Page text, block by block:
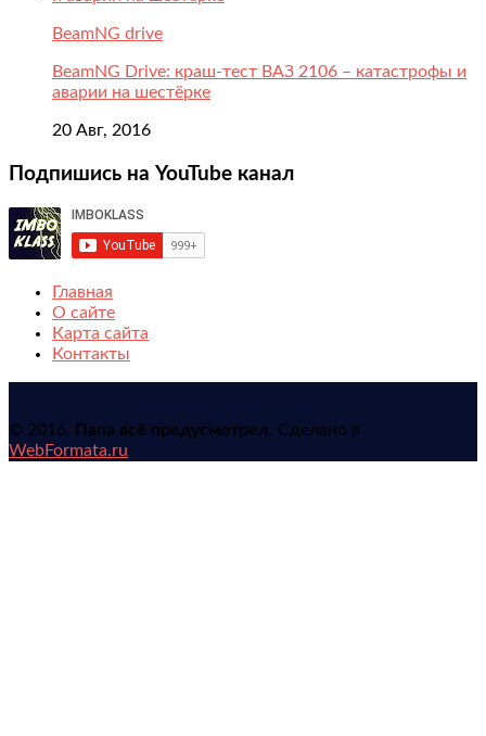
BeamNG drive
BeamNG Drive: краш-тест ВАЗ 2106 – катастрофы и
аварии на шестёрке
20 Авг, 2016
Подпишись на YouTube канал
Главная
О сайте
Карта сайта
Контакты
© 2016. Папа всё предусмотрел. Сделано в
WebFormata.ru